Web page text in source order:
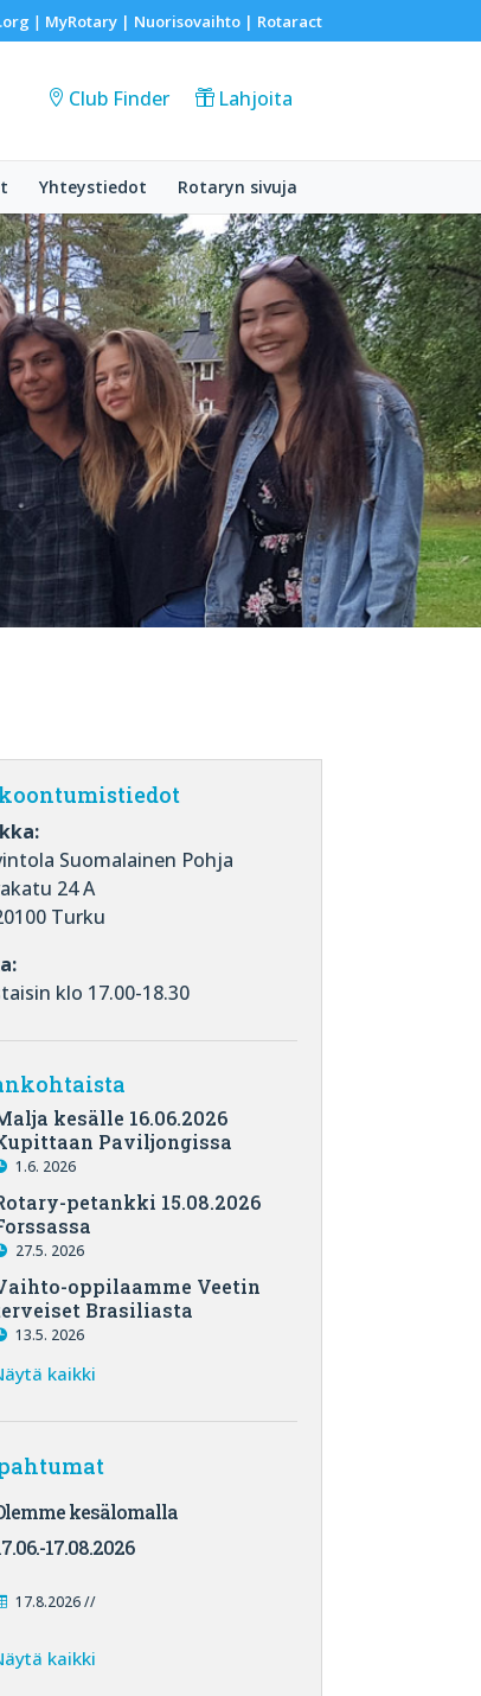
| MyRotary | Nuorisovaihto| Rotaract
Club Finder Lahjoita
Yhteystiedot Rotaryn sivuja
Suomalainen Pohja
24 A
Turku
klo 17.00-18.30
kesälle 16.06.2026
Paviljongissa
1.6. 2026
petankki 15.08.2026
27.5. 2026
oppilaamme Veetin
Brasiliasta
13.5. 2026
kaikki
kesälomalla
17.08.2026
17.8.2026 //
kaikki